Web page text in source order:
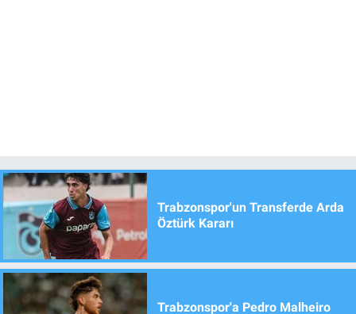
Trabzonspor'un Transferde Arda
Öztürk Kararı
Trabzonspor'a Pedro Malheiro